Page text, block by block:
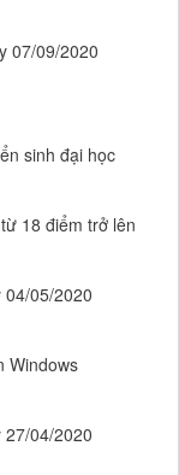
07/09/2020
sinh đại học
18 điểm trở lên
05/2020
Windows
04/2020